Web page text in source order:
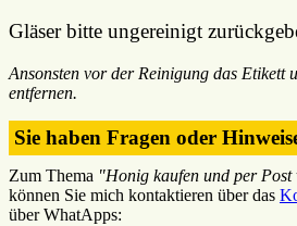
Gläser bitte ungereinigt
Ansonsten vor der Reinigung das Etikett
entfernen.
Sie haben Fragen oder
Zum Thema "Honig kaufen und per Post
können Sie mich kontaktieren über das
über WhatApps: